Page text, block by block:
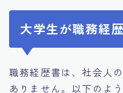
大学生が職務経
職務経歴書は、社会人
ありません。以下のよ